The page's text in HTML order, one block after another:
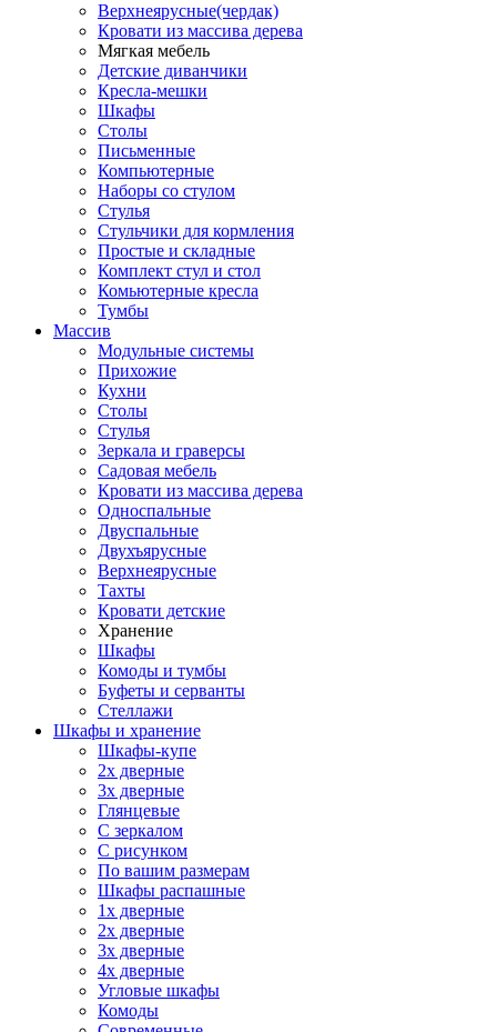
Верхнеярусные(чердак)
Кровати из массива дерева
Мягкая мебель
Детские диванчики
Кресла-мешки
Шкафы
Столы
Письменные
Компьютерные
Наборы со стулом
Стулья
Стульчики для кормления
Простые и складные
Комплект стул и стол
Комьютерные кресла
Тумбы
Массив
Модульные системы
Прихожие
Кухни
Столы
Стулья
Зеркала и граверсы
Садовая мебель
Кровати из массива дерева
Односпальные
Двуспальные
Двухъярусные
Верхнеярусные
Тахты
Кровати детские
Хранение
Шкафы
Комоды и тумбы
Буфеты и серванты
Стеллажи
Шкафы и хранение
Шкафы-купе
2х дверные
3х дверные
Глянцевые
С зеркалом
С рисунком
По вашим размерам
Шкафы распашные
1х дверные
2х дверные
3х дверные
4х дверные
Угловые шкафы
Комоды